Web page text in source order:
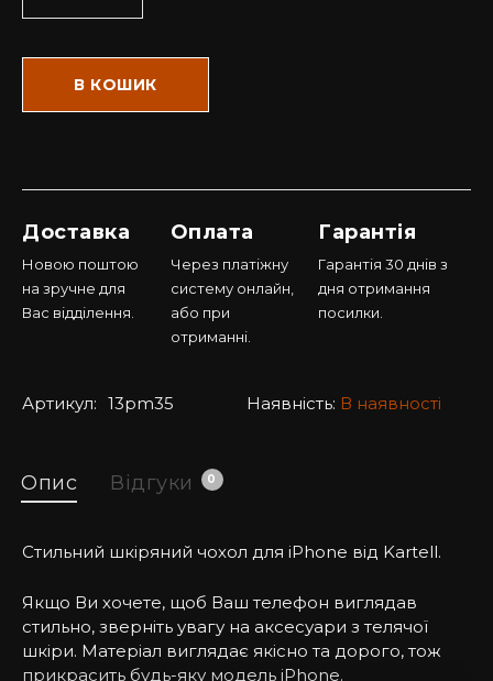
В КОШИК
Доставка
Новою поштою
на зручне для
Вас відділення.
Оплата
Через платіжну
систему онлайн,
або при
отриманні.
Гарантія
Гарантія 30 днів з
дня отримання
посилки.
Артикул: 13pm35 Наявність: В наявності
Опис Відгуки 0
Стильний шкіряний чохол для iPhone від Kartell.
Якщо Ви хочете, щоб Ваш телефон виглядав
стильно, зверніть увагу на аксесуари з телячої
шкіри. Матеріал виглядає якісно та дорого, тож
прикрасить будь-яку модель iPhone.